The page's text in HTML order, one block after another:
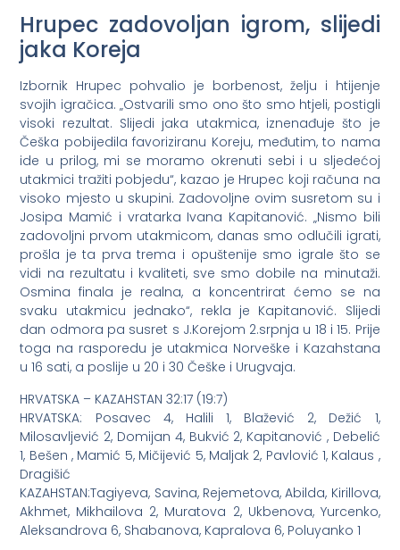
Hrupec zadovoljan igrom, slijedi
jaka Koreja
Izbornik Hrupec pohvalio je borbenost, želju i htijenje
svojih igračica. „Ostvarili smo ono što smo htjeli, postigli
visoki rezultat. Slijedi jaka utakmica, iznenađuje što je
Češka pobijedila favoriziranu Koreju, međutim, to nama
ide u prilog, mi se moramo okrenuti sebi i u sljedećoj
utakmici tražiti pobjedu“, kazao je Hrupec koji računa na
visoko mjesto u skupini. Zadovoljne ovim susretom su i
Josipa Mamić i vratarka Ivana Kapitanović. „Nismo bili
zadovoljni prvom utakmicom, danas smo odlučili igrati,
prošla je ta prva trema i opuštenije smo igrale što se
vidi na rezultatu i kvaliteti, sve smo dobile na minutaži.
Osmina finala je realna, a koncentrirat ćemo se na
svaku utakmicu jednako“, rekla je Kapitanović. Slijedi
dan odmora pa susret s J.Korejom 2.srpnja u 18 i 15. Prije
toga na rasporedu je utakmica Norveške i Kazahstana
u 16 sati, a poslije u 20 i 30 Češke i Urugvaja.
HRVATSKA – KAZAHSTAN 32:17 (19:7)
HRVATSKA: Posavec 4, Halili 1, Blažević 2, Dežić 1,
Milosavljević 2, Domijan 4, Bukvić 2, Kapitanović , Debelić
1, Bešen , Mamić 5, Mičijević 5, Maljak 2, Pavlović 1, Kalaus ,
Dragišić
KAZAHSTAN:Tagiyeva, Savina, Rejemetova, Abilda, Kirillova,
Akhmet, Mikhailova 2, Muratova 2, Ukbenova, Yurcenko,
Aleksandrova 6, Shabanova, Kapralova 6, Poluyanko 1